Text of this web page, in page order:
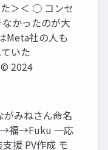
＞＜ ○ コンセ
かったのが大
Meta社の人も
いた
2024
みねさん命名
福→Fuku 一応
援 PV作成 モ